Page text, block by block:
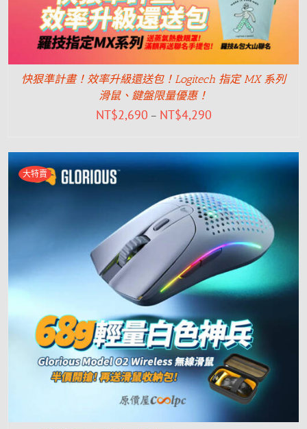
快狠準計畫！效率升級還送包！Logitech 指定 MX 系列
滑鼠、鍵盤限量優惠！
NT$2,690 – NT$4,290
大特賣